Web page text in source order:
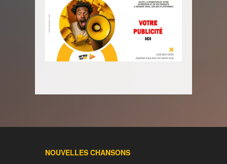
NOUVELLES CHANSONS